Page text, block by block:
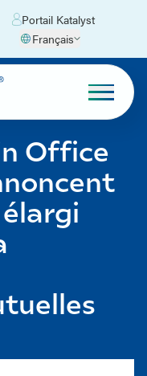
Portail Katalyst
Français
Office